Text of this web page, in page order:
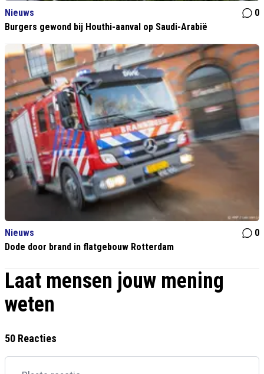
Nieuws
0
Burgers gewond bij Houthi-aanval op Saudi-Arabië
Nieuws
0
Dode door brand in flatgebouw Rotterdam
Laat mensen jouw mening
weten
50 Reacties